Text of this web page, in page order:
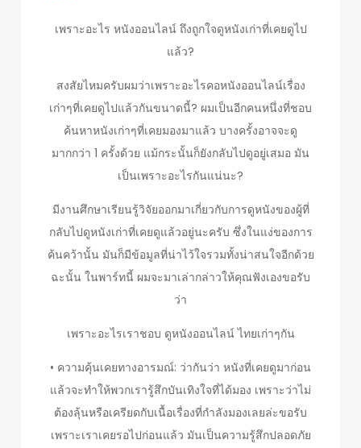
เพราะอะไร หนังออนไลน์ ถึงถูกใจดูหนังเก่าที่เคยดูไป
แล้ว?
สงสัยไหมครับผมว่าเพราะอะไรคอหนังออนไลน์เรื่อง
เก่าๆที่เคยดูไปแล้วกันขนาดนี้? ผมเป็นอีกคนหนึ่งที่ชอบ
ค้นหาหนังเก่าๆที่เคยมองมาแล้ว บางครั้งอาจจะดู
มากกว่า 1 ครั้งด้วย แม้กระนั้นก็ยังกลับไปดูอยู่เสมอ มัน
เป็นเพราะอะไรกันแน่นะ?
มีงานศึกษาเรียนรู้วิจัยออกมาเกี่ยวกับการดูหนังของผู้ที่
กลับไปดูหนังเก่าที่เคยดูแล้วอยู่นะครับ ซึ่งในแง่ของการ
ค้นคว้านั้น มันก็มีข้อมูลที่น่าไว้ใจรวมทั้งน่าสนใจอีกด้วย
ฉะนั้น ในพาร์ทนี้ ผมจะมาเล่ากล่าวให้คุณฟังเองขอรับ
ว่า
เพราะอะไรเราชอบ ดูหนังออนไลน์ ไทยเก่าๆกัน
• ความคุ้นเคยทางอารมณ์: ว่ากันว่า หนังที่เคยดูมาก่อน
แล้วจะทำให้พวกเรารู้สึกบันเทิงใจที่ได้มอง เพราะว่าไม่
ต้องลุ้นหรือเครียดกับเนื้อเรื่องที่กำลังมองเลยล่ะขอรับ
เพราะเราเคยรอไปก่อนแล้ว มันเป็นความรู้สึกปลอดภัย